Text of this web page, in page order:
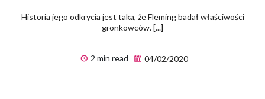
Historia jego odkrycia jest taka, że Fleming badał właściwości
gronkowców. [...]
2 min read 04/02/2020